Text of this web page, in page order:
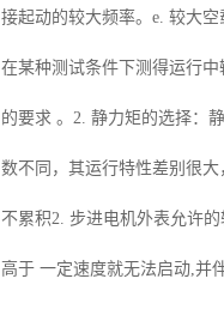
接起动的较大频率。e. 较大
在某种测试条件下测得运行
的要求 。2. 静力矩的选择：
数不同，其运行特性差别很
不累积2. 步进电机外表允许
高于 一定速度就无法启动,并